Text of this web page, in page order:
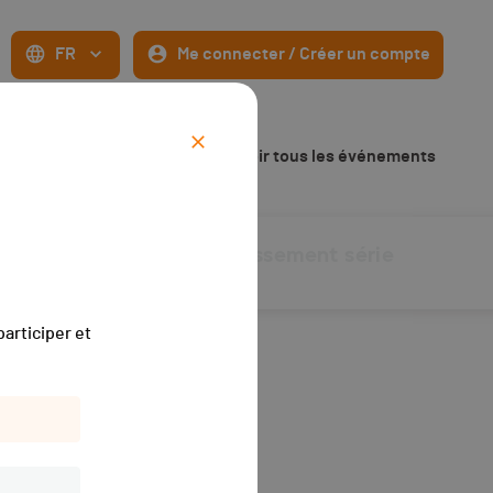
et
FR Me connecter / Créer un compte
Voir tous les événements